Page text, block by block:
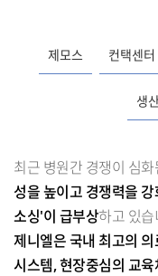
제모스 컨택센터
생
최근 병원간 경쟁이 심
성을 높이고 경쟁력을
소싱'이 급부상하고 있
제니엘은 국내 최고의
시스템, 현장중심의 교